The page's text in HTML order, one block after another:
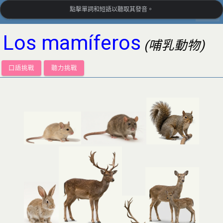
LanguageGuide.org•西班牙語視覺詞彙
Los mamíferos (哺乳動物)
口語挑戰 聽力挑戰
點擊單詞和短語以聽取其發音。